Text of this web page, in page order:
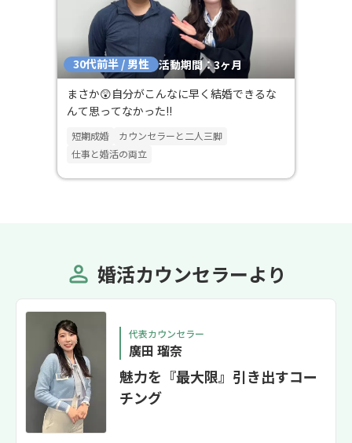
30代前半 / 男性 活動期間：3ヶ月
まさか😲自分がこんなに早く結婚できるな
んて思ってなかった!!
短期成婚
カウンセラーと二人三脚
仕事と婚活の両立
婚活カウンセラーより
代表カウンセラー
廣田 瑠奈
魅力を『最大限』引き出すコー
チング